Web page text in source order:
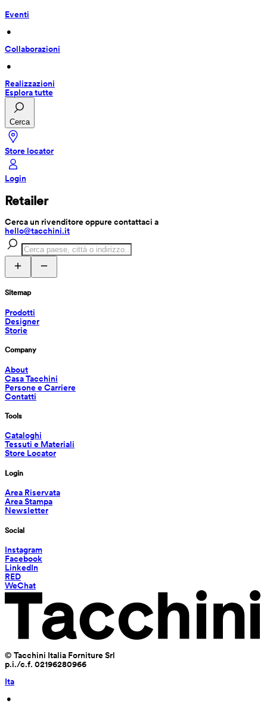
Eventi
•
Collaborazioni
•
Realizzazioni
Esplora tutte
Cerca
Store locator
Login
Retailer
Cerca un rivenditore oppure contattaci a
hello@tacchini.it
Sitemap
Prodotti
Designer
Storie
Company
About
Casa Tacchini
Persone e Carriere
Contatti
Tools
Cataloghi
Tessuti e Materiali
Store Locator
Login
Area Riservata
Area Stampa
Newsletter
Social
Instagram
Facebook
LinkedIn
RED
WeChat
© Tacchini Italia Forniture Srl
p.i./c.f. 02196280966
Ita
•